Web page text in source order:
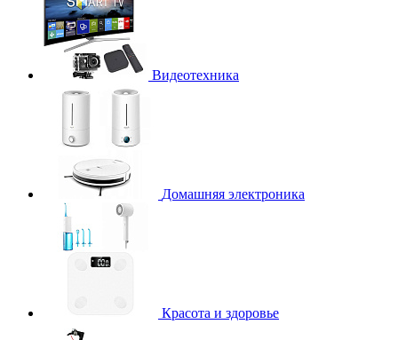
Видеотехника
Домашняя электроника
Красота и здоровье